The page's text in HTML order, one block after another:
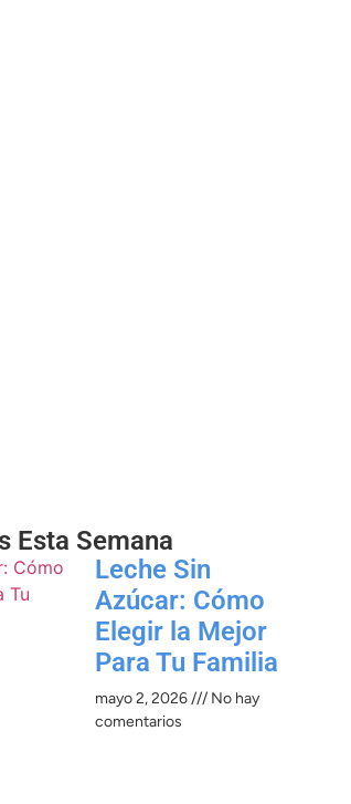
Esta Semana
Leche Sin
Azúcar: Cómo
Elegir la Mejor
Para Tu Familia
mayo 2, 2026
No hay
comentarios